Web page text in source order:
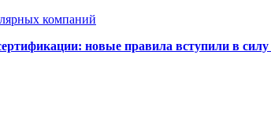
компаний
новые правила вступили в силу